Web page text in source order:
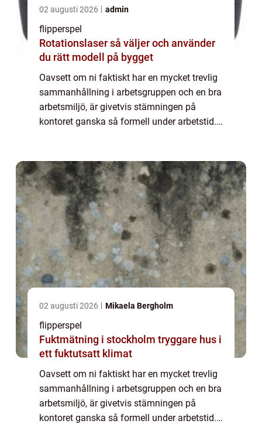
02 augusti 2026 admin
flipperspel
Rotationslaser så väljer och använder
du rätt modell på bygget
Oavsett om ni faktiskt har en mycket trevlig
sammanhållning i arbetsgruppen och en bra
arbetsmiljö, är givetvis stämningen på
kontoret ganska så formell under arbetstid.
02 augusti 2026 Mikaela Bergholm
flipperspel
Fuktmätning i stockholm tryggare hus i
ett fuktutsatt klimat
Oavsett om ni faktiskt har en mycket trevlig
sammanhållning i arbetsgruppen och en bra
arbetsmiljö, är givetvis stämningen på
kontoret ganska så formell under arbetstid.